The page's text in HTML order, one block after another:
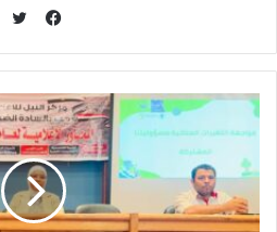
ي
س
ب
و
ك
ي
ت
ر